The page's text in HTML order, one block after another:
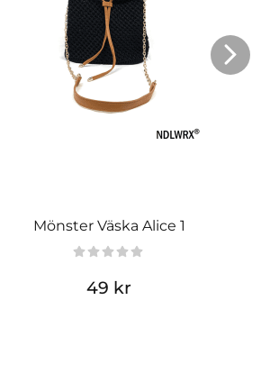
Mönster Väska Alice 1
49 kr